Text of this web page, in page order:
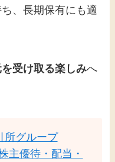
、長期保有にも適
受け取る楽しみへ
所グループ
主優待・配当・